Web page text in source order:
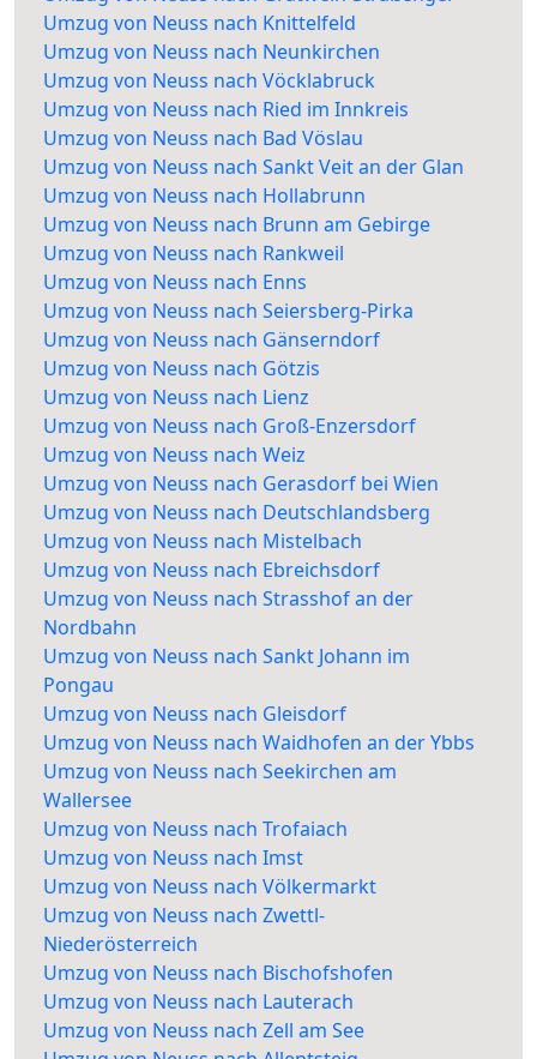
Umzug von Neuss nach Knittelfeld
Umzug von Neuss nach Neunkirchen
Umzug von Neuss nach Vöcklabruck
Umzug von Neuss nach Ried im Innkreis
Umzug von Neuss nach Bad Vöslau
Umzug von Neuss nach Sankt Veit an der Glan
Umzug von Neuss nach Hollabrunn
Umzug von Neuss nach Brunn am Gebirge
Umzug von Neuss nach Rankweil
Umzug von Neuss nach Enns
Umzug von Neuss nach Seiersberg-Pirka
Umzug von Neuss nach Gänserndorf
Umzug von Neuss nach Götzis
Umzug von Neuss nach Lienz
Umzug von Neuss nach Groß-Enzersdorf
Umzug von Neuss nach Weiz
Umzug von Neuss nach Gerasdorf bei Wien
Umzug von Neuss nach Deutschlandsberg
Umzug von Neuss nach Mistelbach
Umzug von Neuss nach Ebreichsdorf
Umzug von Neuss nach Strasshof an der
Nordbahn
Umzug von Neuss nach Sankt Johann im
Pongau
Umzug von Neuss nach Gleisdorf
Umzug von Neuss nach Waidhofen an der Ybbs
Umzug von Neuss nach Seekirchen am
Wallersee
Umzug von Neuss nach Trofaiach
Umzug von Neuss nach Imst
Umzug von Neuss nach Völkermarkt
Umzug von Neuss nach Zwettl-
Niederösterreich
Umzug von Neuss nach Bischofshofen
Umzug von Neuss nach Lauterach
Umzug von Neuss nach Zell am See